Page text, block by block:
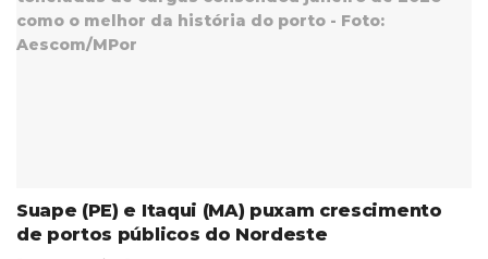
Suape (PE) e Itaqui (MA) puxam crescimento
de portos públicos do Nordeste